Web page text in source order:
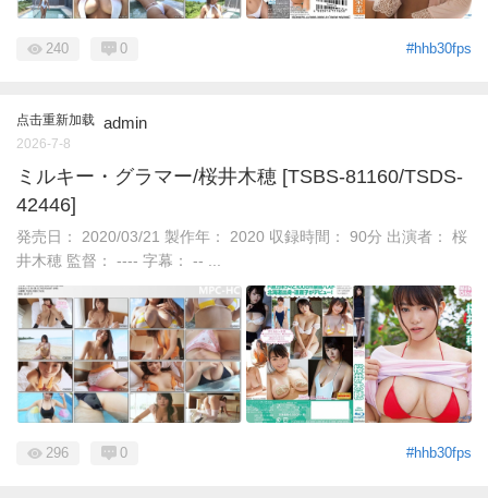
#hhb30fps
240 0
点击重新加载 admin
2026-7-8
ミルキー・グラマー/桜井木穂 [TSBS-81160/TSDS-
42446]
発売日： 2020/03/21 製作年： 2020 収録時間： 90分 出演者： 桜
井木穂 監督： ---- 字幕： -- ...
#hhb30fps
296 0